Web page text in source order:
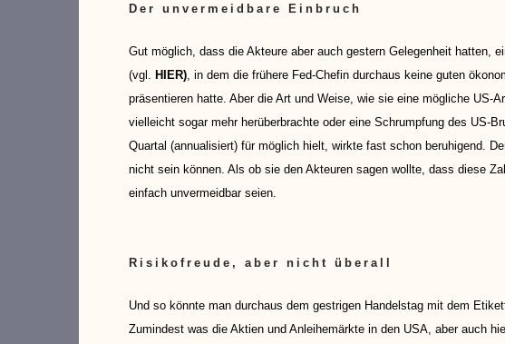
Der unvermeidbare Einbruch
Gut möglich, dass die Akteure aber auch gestern Gelegenheit hatten,
(vgl. HIER), in dem die frühere Fed-Chefin durchaus keine guten
präsentieren hatte. Aber die Art und Weise, wie sie eine mögliche US-
vielleicht sogar mehr herüberbrachte oder eine Schrumpfung des US-
Quartal (annualisiert) für möglich hielt, wirkte fast schon beruhigend.
nicht sein können. Als ob sie den Akteuren sagen wollte, dass diese
einfach unvermeidbar seien.
Risikofreude, aber nicht überall
Und so könnte man durchaus dem gestrigen Handelstag mit dem
Zumindest was die Aktien und Anleihemärkte in den USA, aber auch